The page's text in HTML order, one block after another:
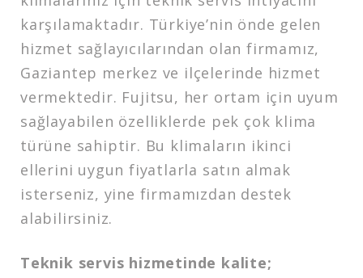
karşılamaktadır. Türkiye’nin önde gelen
hizmet sağlayıcılarından olan firmamız,
Gaziantep merkez ve ilçelerinde hizmet
vermektedir. Fujitsu, her ortam için uyum
sağlayabilen özelliklerde pek çok klima
türüne sahiptir. Bu klimaların ikinci
ellerini uygun fiyatlarla satın almak
isterseniz, yine firmamızdan destek
alabilirsiniz.
Teknik servis hizmetinde kalite;